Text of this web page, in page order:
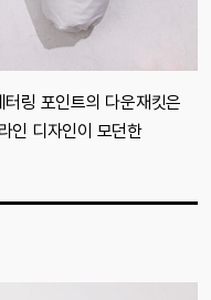
링 포인트의 다운재킷은
인 디자인이 모던한